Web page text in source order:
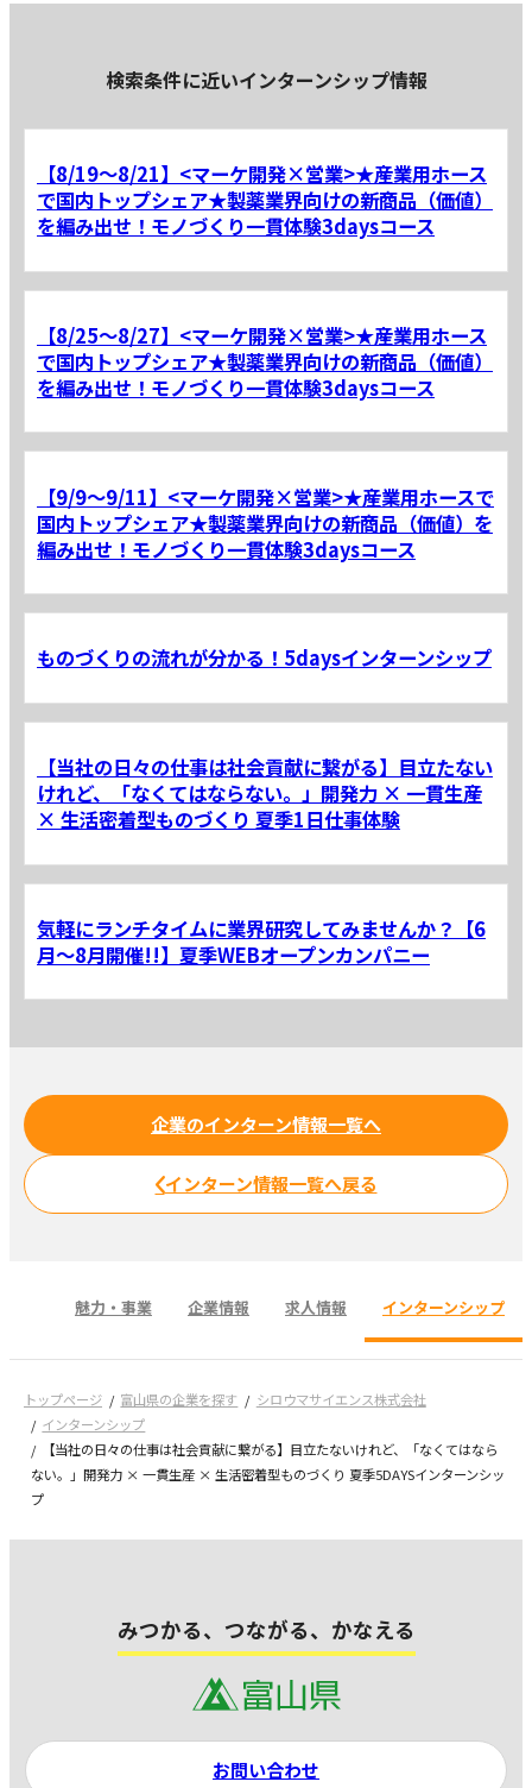
検索条件に近いインターンシップ情報
【8/19～8/21】<マーケ開発×営業>★産業用ホース
で国内トップシェア★製薬業界向けの新商品（価値）
を編み出せ！モノづくり一貫体験3daysコース
【8/25～8/27】<マーケ開発×営業>★産業用ホース
で国内トップシェア★製薬業界向けの新商品（価値）
を編み出せ！モノづくり一貫体験3daysコース
【9/9～9/11】<マーケ開発×営業>★産業用ホースで
国内トップシェア★製薬業界向けの新商品（価値）を
編み出せ！モノづくり一貫体験3daysコース
ものづくりの流れが分かる！5daysインターンシップ
【当社の日々の仕事は社会貢献に繋がる】目立たない
けれど、「なくてはならない。」開発力 × 一貫生産
× 生活密着型ものづくり 夏季1日仕事体験
気軽にランチタイムに業界研究してみませんか？【6
月～8月開催!!】夏季WEBオープンカンパニー
企業のインターン情報一覧へ
インターン情報一覧へ戻る
魅力・事業 企業情報 求人情報 インターンシップ
トップページ 富山県の企業を探す
シロウマサイエンス株式会社
インターンシップ
【当社の日々の仕事は社会貢献に繋がる】目立たないけれど、「なくてはなら
ない。」開発力 × 一貫生産 × 生活密着型ものづくり 夏季5DAYSインターンシッ
プ
みつかる、つながる、かなえる
お問い合わせ